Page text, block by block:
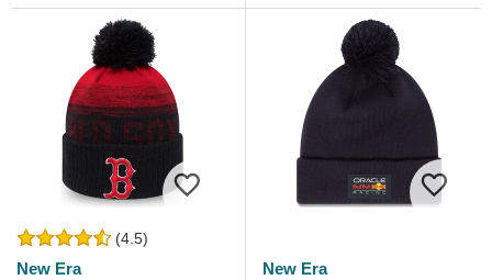
(4.5)
New Era
New Era